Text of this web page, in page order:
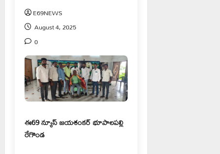
E69NEWS
August 4, 2025
0
ఈ69 న్యూస్ జయశంకర్ భూపాలపల్లి
రేగొండ